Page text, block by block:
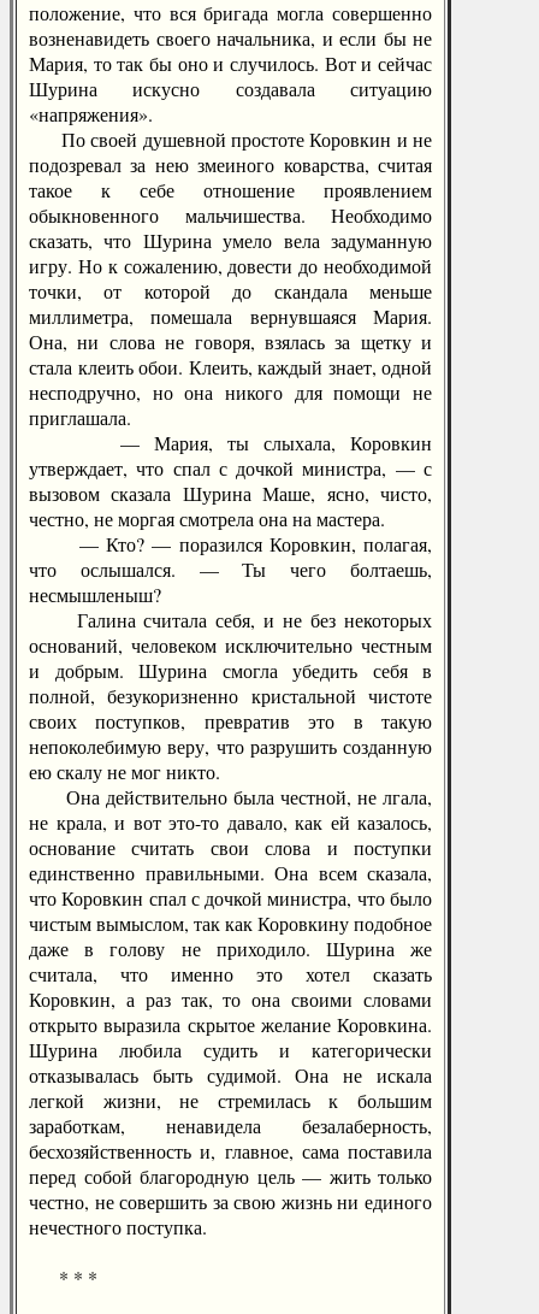
положение, что вся бригада могла совершенно
возненавидеть своего начальника, и если бы не
Мария, то так бы оно и случилось. Вот и сейчас
Шурина искусно создавала ситуацию
«напряжения».
По своей душевной простоте Коровкин и не
подозревал за нею змеиного коварства, считая
такое к себе отношение проявлением
обыкновенного мальчишества. Необходимо
сказать, что Шурина умело вела задуманную
игру. Но к сожалению, довести до необходимой
точки, от которой до скандала меньше
миллиметра, помешала вернувшаяся Мария.
Она, ни слова не говоря, взялась за щетку и
стала клеить обои. Клеить, каждый знает, одной
несподручно, но она никого для помощи не
приглашала.
— Мария, ты слыхала, Коровкин
утверждает, что спал с дочкой министра, — с
вызовом сказала Шурина Маше, ясно, чисто,
честно, не моргая смотрела она на мастера.
— Кто? — поразился Коровкин, полагая,
что ослышался. — Ты чего болтаешь,
несмышленыш?
Галина считала себя, и не без некоторых
оснований, человеком исключительно честным
и добрым. Шурина смогла убедить себя в
полной, безукоризненно кристальной чистоте
своих поступков, превратив это в такую
непоколебимую веру, что разрушить созданную
ею скалу не мог никто.
Она действительно была честной, не лгала,
не крала, и вот это-то давало, как ей казалось,
основание считать свои слова и поступки
единственно правильными. Она всем сказала,
что Коровкин спал с дочкой министра, что было
чистым вымыслом, так как Коровкину подобное
даже в голову не приходило. Шурина же
считала, что именно это хотел сказать
Коровкин, а раз так, то она своими словами
открыто выразила скрытое желание Коровкина.
Шурина любила судить и категорически
отказывалась быть судимой. Она не искала
легкой жизни, не стремилась к большим
заработкам, ненавидела безалаберность,
бесхозяйственность и, главное, сама поставила
перед собой благородную цель — жить только
честно, не совершить за свою жизнь ни единого
нечестного поступка.
* * *